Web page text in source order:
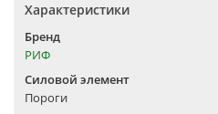
Характеристики
Бренд
РИФ
Силовой элемент
Пороги